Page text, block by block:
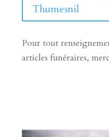
Thumesnil
Pour tout
articles funéraires,